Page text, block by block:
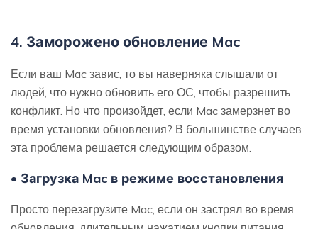
4. Заморожено обновление Mac
Если ваш Mac завис, то вы наверняка слышали от
людей, что нужно обновить его ОС, чтобы разрешить
конфликт. Но что произойдет, если Mac замерзнет во
время установки обновления? В большинстве случаев
эта проблема решается следующим образом.
• Загрузка Mac в режиме восстановления
Просто перезагрузите Mac, если он застрял во время